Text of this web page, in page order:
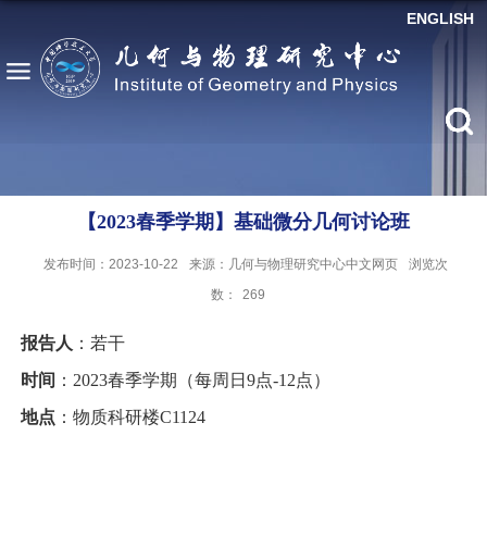
ENGLISH
【2023春季学期】基础微分几何讨论班
发布时间：2023-10-22 来源：几何与物理研究中心中文网页
浏览次
数：
269
报告人 ：若干
时间 ：2023春季学期（每周日9点-12点）
地点 ：物质科研楼C1124